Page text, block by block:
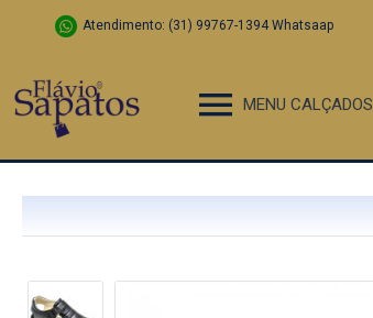
Atendimento: (31) 99767-1394 Whatsaap
MENU CALÇADOS